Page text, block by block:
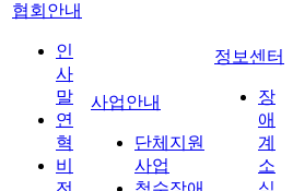
협회안내
인
사
말
연
혁
비
사업안내
단체지원
사업
정보센터
장
애
계
소